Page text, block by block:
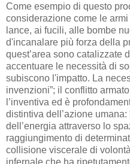
Come esempio di questo
considerazione come le
lance, ai fucili, alle bombe
d'incanalare più forza della
quest’area sono catalizzate
accentuare le necessità di
subiscono l'impatto. La
invenzioni”; il conflitto
l’inventiva ed è
distintiva dell’azione
dell’energia attraverso lo
raggiungimento di
collisione viscerale di
infernale che ha